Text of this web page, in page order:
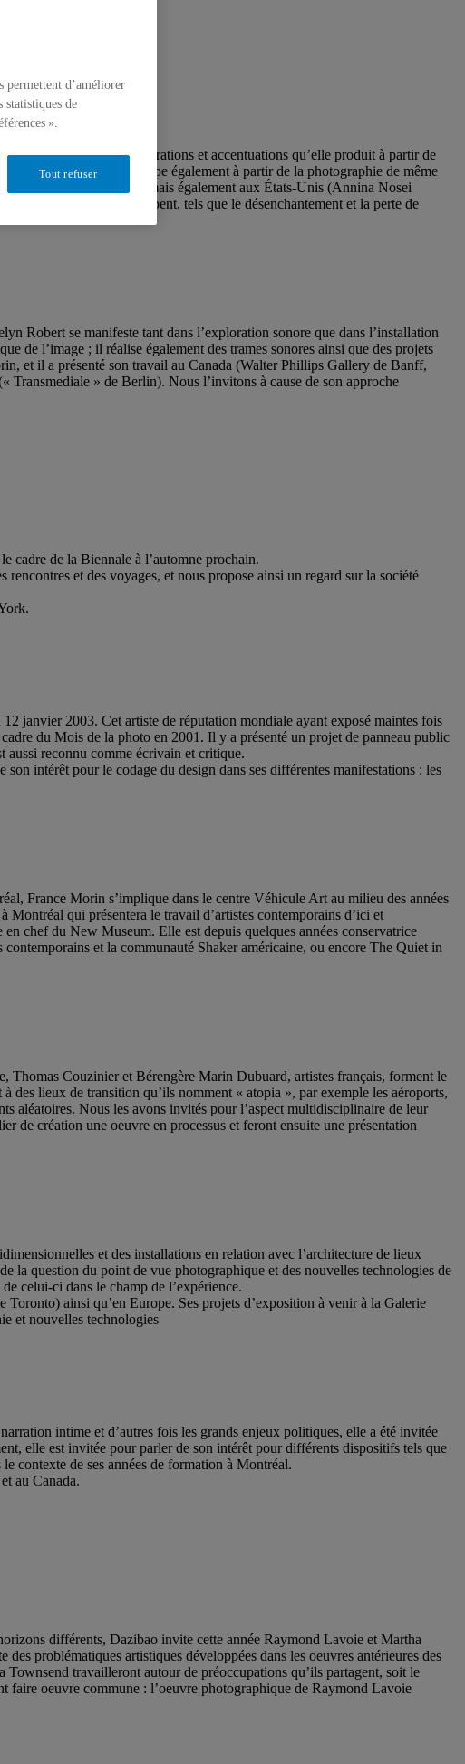
le fantastique. Les altérations et accentuations qu’elle produit à partir de
mais se développe également à partir de la photographie de même
(Arco 2000, Madrid), mais également aux États-Unis (Annina Nosei
thèmes qui la préoccupent, tels que le désenchantement et la perte de
Robert se manifeste tant dans l’exploration sonore que dans l’installation
de l’image ; il réalise également des trames sonores ainsi que des projets
et il a présenté son travail au Canada (Walter Phillips Gallery de Banff,
» de Berlin). Nous l’invitons à cause de son approche
cadre de la Biennale à l’automne prochain.
et des voyages, et nous propose ainsi un regard sur la société
janvier 2003. Cet artiste de réputation mondiale ayant exposé maintes fois
du Mois de la photo en 2001. Il y a présenté un projet de panneau public
aussi reconnu comme écrivain et critique.
intérêt pour le codage du design dans ses différentes manifestations : les
France Morin s’implique dans le centre Véhicule Art au milieu des années
qui présentera le travail d’artistes contemporains d’ici et
chef du New Museum. Elle est depuis quelques années conservatrice
et la communauté Shaker américaine, ou encore The Quiet in
Couzinier et Bérengère Marin Dubuard, artistes français, forment le
des lieux de transition qu’ils nomment « atopia », par exemple les aéroports,
aléatoires. Nous les avons invités pour l’aspect multidisciplinaire de leur
de création une oeuvre en processus et feront ensuite une présentation
et des installations en relation avec l’architecture de lieux
la question du point de vue photographique et des nouvelles technologies de
celui-ci dans le champ de l’expérience.
ainsi qu’en Europe. Ses projets d’exposition à venir à la Galerie
et nouvelles technologies
intime et d’autres fois les grands enjeux politiques, elle a été invitée
elle est invitée pour parler de son intérêt pour différents dispositifs tels que
contexte de ses années de formation à Montréal.
au Canada.
différents, Dazibao invite cette année Raymond Lavoie et Martha
problématiques artistiques développées dans les oeuvres antérieures des
travailleront autour de préoccupations qu’ils partagent, soit le
faire oeuvre commune : l’oeuvre photographique de Raymond Lavoie
permettent d’améliorer
statistiques de
».
Tout refuser